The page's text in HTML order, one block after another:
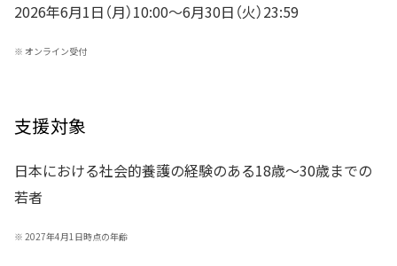
2026年6月1日（月）10:00～6月30日（火）23:59
※ オンライン受付
支援対象
日本における社会的養護の経験のある18歳～30歳までの
若者
※ 2027年4月1日時点の年齢